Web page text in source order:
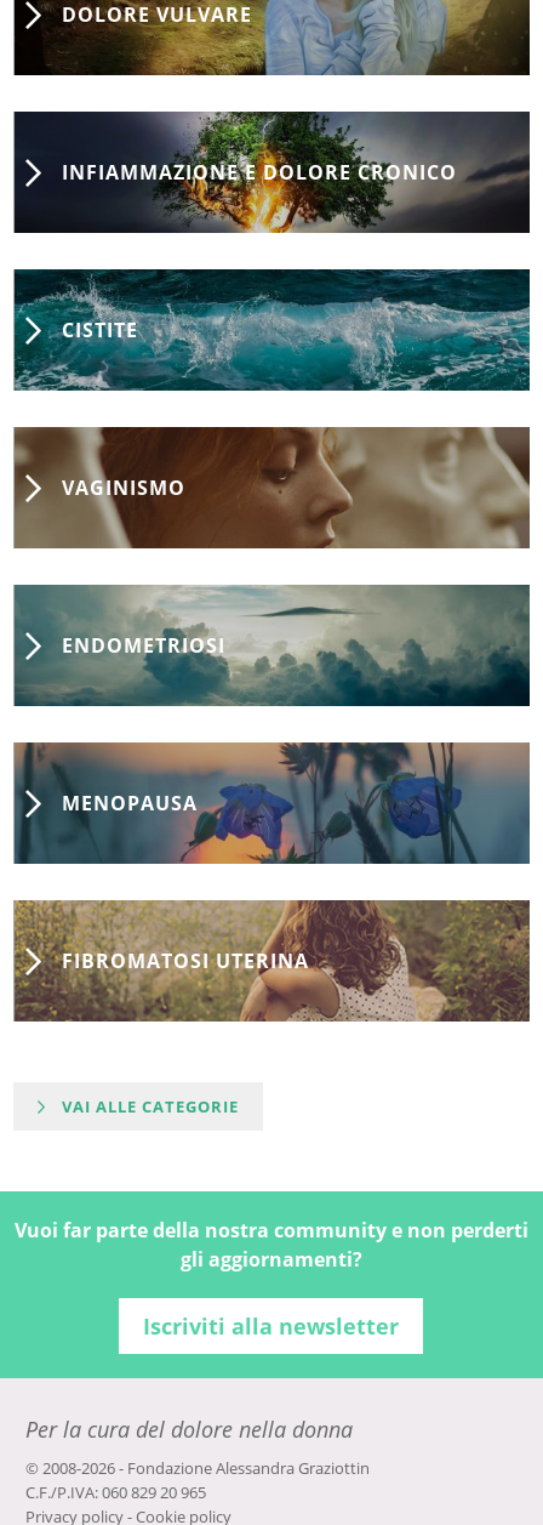
DOLORE VULVARE
INFIAMMAZIONE E DOLORE CRONICO
CISTITE
VAGINISMO
ENDOMETRIOSI
MENOPAUSA
FIBROMATOSI UTERINA
VAI ALLE CATEGORIE
Vuoi far parte della nostra community e non perderti
gli aggiornamenti?
Iscriviti alla newsletter
Per la cura del dolore nella donna
© 2008-2026 - Fondazione Alessandra Graziottin
C.F./P.IVA: 060 829 20 965
Privacy policy-Cookie policy